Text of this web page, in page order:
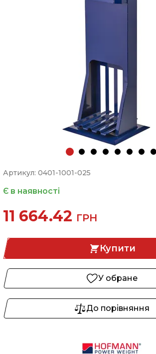
Артикул: 0401-1001-025
Є в наявності
11 664.42 ГРН
Купити
У обране
До порівняння